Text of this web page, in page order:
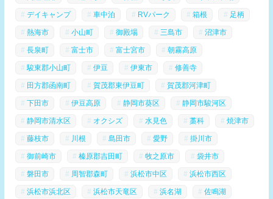
デイキャンプ 車中泊 RVパーク 箱根 足柄
熱海市 小山町 御殿場 三島市 沼津市
長泉町 富士市 富士宮市 朝霧高原
駿東郡小山町 伊豆 伊東市 修善寺
田方郡函南町 賀茂郡東伊豆町 賀茂郡河津町
下田市 伊豆高原 静岡市葵区 静岡市駿河区
静岡市清水区 オクシズ 水見色 藁科 焼津市
藤枝市 川根 島田市 愛野 掛川市
御前崎市 榛原郡吉田町 牧之原市 袋井市
磐田市 周智郡森町 浜松市中区 浜松市西区
浜松市浜北区 浜松市天竜区 浜名湖 佐鳴湖